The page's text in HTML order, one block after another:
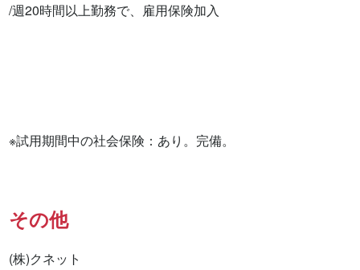
/週20時間以上勤務で、雇用保険加入
※試用期間中の社会保険：あり。完備。
その他
(株)クネット